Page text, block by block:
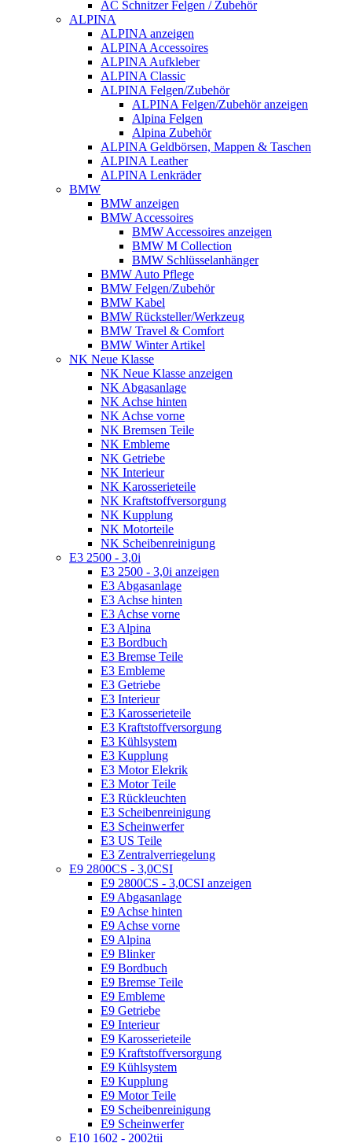
AC Schnitzer Felgen / Zubehör
ALPINA
ALPINA anzeigen
ALPINA Accessoires
ALPINA Aufkleber
ALPINA Classic
ALPINA Felgen/Zubehör
ALPINA Felgen/Zubehör anzeigen
Alpina Felgen
Alpina Zubehör
ALPINA Geldbörsen, Mappen & Taschen
ALPINA Leather
ALPINA Lenkräder
BMW
BMW anzeigen
BMW Accessoires
BMW Accessoires anzeigen
BMW M Collection
BMW Schlüsselanhänger
BMW Auto Pflege
BMW Felgen/Zubehör
BMW Kabel
BMW Rücksteller/Werkzeug
BMW Travel & Comfort
BMW Winter Artikel
NK Neue Klasse
NK Neue Klasse anzeigen
NK Abgasanlage
NK Achse hinten
NK Achse vorne
NK Bremsen Teile
NK Embleme
NK Getriebe
NK Interieur
NK Karosserieteile
NK Kraftstoffversorgung
NK Kupplung
NK Motorteile
NK Scheibenreinigung
E3 2500 - 3,0i
E3 2500 - 3,0i anzeigen
E3 Abgasanlage
E3 Achse hinten
E3 Achse vorne
E3 Alpina
E3 Bordbuch
E3 Bremse Teile
E3 Embleme
E3 Getriebe
E3 Interieur
E3 Karosserieteile
E3 Kraftstoffversorgung
E3 Kühlsystem
E3 Kupplung
E3 Motor Elekrik
E3 Motor Teile
E3 Rückleuchten
E3 Scheibenreinigung
E3 Scheinwerfer
E3 US Teile
E3 Zentralverriegelung
E9 2800CS - 3,0CSI
E9 2800CS - 3,0CSI anzeigen
E9 Abgasanlage
E9 Achse hinten
E9 Achse vorne
E9 Alpina
E9 Blinker
E9 Bordbuch
E9 Bremse Teile
E9 Embleme
E9 Getriebe
E9 Interieur
E9 Karosserieteile
E9 Kraftstoffversorgung
E9 Kühlsystem
E9 Kupplung
E9 Motor Teile
E9 Scheibenreinigung
E9 Scheinwerfer
E10 1602 - 2002tii